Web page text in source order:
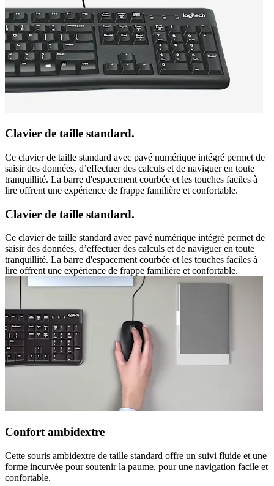
Clavier de taille standard.
Ce clavier de taille standard avec pavé numérique intégré permet de
saisir des données, d’effectuer des calculs et de naviguer en toute
tranquillité. La barre d'espacement courbée et les touches faciles à
lire offrent une expérience de frappe familière et confortable.
Clavier de taille standard.
Ce clavier de taille standard avec pavé numérique intégré permet de
saisir des données, d’effectuer des calculs et de naviguer en toute
tranquillité. La barre d'espacement courbée et les touches faciles à
lire offrent une expérience de frappe familière et confortable.
Confort ambidextre
Cette souris ambidextre de taille standard offre un suivi fluide et une
forme incurvée pour soutenir la paume, pour une navigation facile et
confortable.